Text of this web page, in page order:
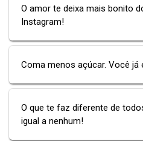
O amor te deixa mais bonito
Instagram!
Coma menos açúcar. Você
O que te faz diferente de
igual a nenhum!